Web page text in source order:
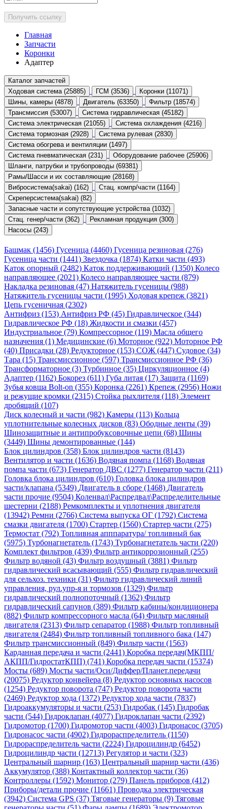
Получить ссылку
Главная
Запчасти
Коронки
Адаптер
Каталог запчастей
Ходовая система (25885)
ГСМ (3536)
Коронки (11071)
Шины, камеры (4878)
Двигатель (63350)
Фильтр (18574)
Трансмиссия (53007)
Система гидравлическая (45182)
Система электрическая (21055)
Система охлаждения (4216)
Система тормозная (2928)
Система рулевая (2830)
Система обогрева и вентиляции (1497)
Система пневматическая (231)
Оборудование рабочее (25906)
Шланги, патрубки и трубопроводы (69381)
Рамы/Шасси и их составляющие (28168)
Вибросистема(sakai) (162)
Стац. компр/части (1164)
Скреперсистема(sakai) (82)
Запасные части и сопутствующие устройства (1032)
Стац. генер/части (362)
Рекламная продукция (300)
Насосы (243)
Башмак (1456) Гусеница (4460) Гусеница резиновая (276)
Гусеница части (1441) Звездочка (1874) Катки части (493)
Каток опорный (2482) Каток поддерживающий (1350) Колесо
направляющее (2021) Колесо направляющее части (879)
Накладка резиновая (47) Натяжитель гусеницы (988)
Натяжитель гусеницы части (1995) Ходовая крепеж (3821)
Цепь гусеничная (2302)
Антифриз (153) Антифриз РФ (45) Гидравлическое (344)
Гидравлическое РФ (18) Жидкости и смазки (457)
Индустриальное (79) Компрессорное (119) Масла общего
назначения (1) Медицинские (6) Моторное (922) Моторное РФ
(40) Присадки (28) Редукторное (153) СОЖ (447) Судовое (34)
Тара (15) Трансмиссионное (597) Трансмиссионное РФ (36)
Трансформаторное (3) Турбинное (35) Циркуляционное (4)
Адаптер (1162) Бокорез (611) Губа литая (17) Защита (1169)
Зубья ковша Bolt-on (355) Коронка (2261) Крепеж (2956) Ножи
и режущие кромки (2315) Стойка рыхлителя (118) Элемент
дробящий (107)
Диск колесный и части (982) Камеры (113) Кольца
уплотнительные колесных дисков (83) Ободные ленты (39)
Шинозащитные и антипробуксовочные цепи (68) Шины
(3449) Шины демонтированные (144)
Блок цилиндров (358) Блок цилиндров части (8143)
Вентилятор и части (1636) Водяная помпа (1168) Водяная
помпа части (673) Генератор ДВС (1277) Генератор части (211)
Головка блока цилиндров (610) Головка блока цилиндров
части/клапана (5349) Двигатель в сборе (1468) Двигатель
части прочие (9504) Коленвал\Распредвал\Распределительные
шестерни (2188) Ремкомплекты и уплотнения двигателя
(13942) Ремни (2766) Система выпуска ОГ (1792) Система
смазки двигателя (1700) Стартер (1560) Стартер части (275)
Термостат (792) Топливная апппаратура/ топливный бак
(5975) Турбонагнетатель (1743) Турбонагнетатель части (220)
Комплект фильтров (439) Фильтр антикоррозионный (255)
Фильтр водяной (43) Фильтр воздушный (3881) Фильтр
гидравлический всасывающий (555) Фильтр гидравлический
для сельхоз. техники (31) Фильтр гидравлический линий
управления, рул.упр-я и тормозов (1329) Фильтр
гидравлический полнопоточный (1362) Фильтр
гидравлический сапунов (389) Фильтр кабины/кондиционера
(882) Фильтр компрессорного масла (64) Фильтр масляный
двигателя (2313) Фильтр сепаратор (1988) Фильтр топливный
двигателя (2484) Фильтр топливный топливного бака (147)
Фильтр трансмиссионный (849) Фильтр части (1563)
Карданная передача и части (2441) Коробка передач(МКПП/
АКПП/ГидростатКПП) (741) Коробка передач части (15374)
Мосты (689) Мосты части/Оси/Диффер/Планет.передачи
(20075) Редуктор конвейера (8) Редуктор основных насосов
(1254) Редуктор поворота (747) Редуктор поворота части
(2469) Редуктор хода (1372) Редуктор хода части (7837)
Гидроаккумуляторы и части (253) Гидробак (145) Гидробак
части (544) Гидроклапан (4077) Гидроклапан части (2392)
Гидромотор (1700) Гидромотор части (4003) Гидронасос (3705)
Гидронасос части (4902) Гидрораспределитель (1150)
Гидрораспределитель части (2224) Гидроцилиндр (6452)
Гидроцилиндр части (12713) Регулятор и части (323)
Центральный шарнир (163) Центральный шарнир части (436)
Аккумулятор (388) Контактный коллектор части (36)
Контроллеры (1592) Монитор (279) Панель приборов (412)
Приборы/детали прочие (11661) Проводка электрическая
(3942) Система GPS (37) Тяговые генераторы (9) Тяговые